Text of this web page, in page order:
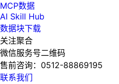
MCP数据
AI Skill Hub
数据块下载
关注聚合
微信服务号二维码
售前咨询： 0512-88869195
联系我们